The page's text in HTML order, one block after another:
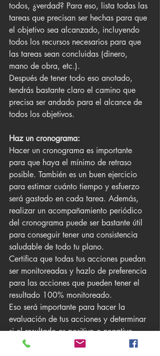
todos, ¿verdad? Para eso, lista todas las
tareas que precisan ser hechas para que
el objetivo sea alcanzado, incluyendo
todos los recursos necesarios para que
las tareas sean concluidas (dinero,
mano de obra, etc.).
Después de tener todo eso anotado,
tendrás bastante claro el camino que
precisa ser andado para el alcance de
todos los objetivos.
Haz un cronograma:
Hacer un cronograma es importante
para que haya el mínimo de retraso
posible. También es un buen ejercicio
para estimar cuánto tiempo y esfuerzo
será gastado en cada tarea. Además,
realizar un acompañamiento periódico
del cronograma puede ser bastante útil
para conseguir tener una consistencia
saludable de todo tu plano.
Certifica que todas tus acciones puedan
ser monitoreadas y hazlo de preferencia
para las acciones que pueden tener el
resultado 100% monitoreado.
Eso será importante para hacer la
evaluación de tus acciones y determinar
si el resultado es positivo o negativo.
Luego de terminar cada tarea